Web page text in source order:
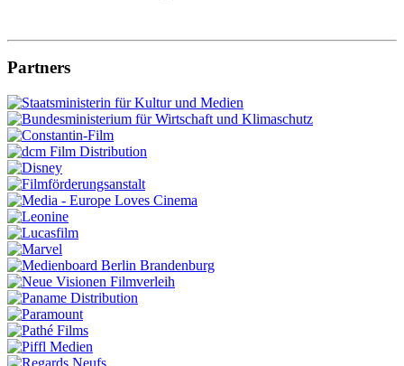
Partners